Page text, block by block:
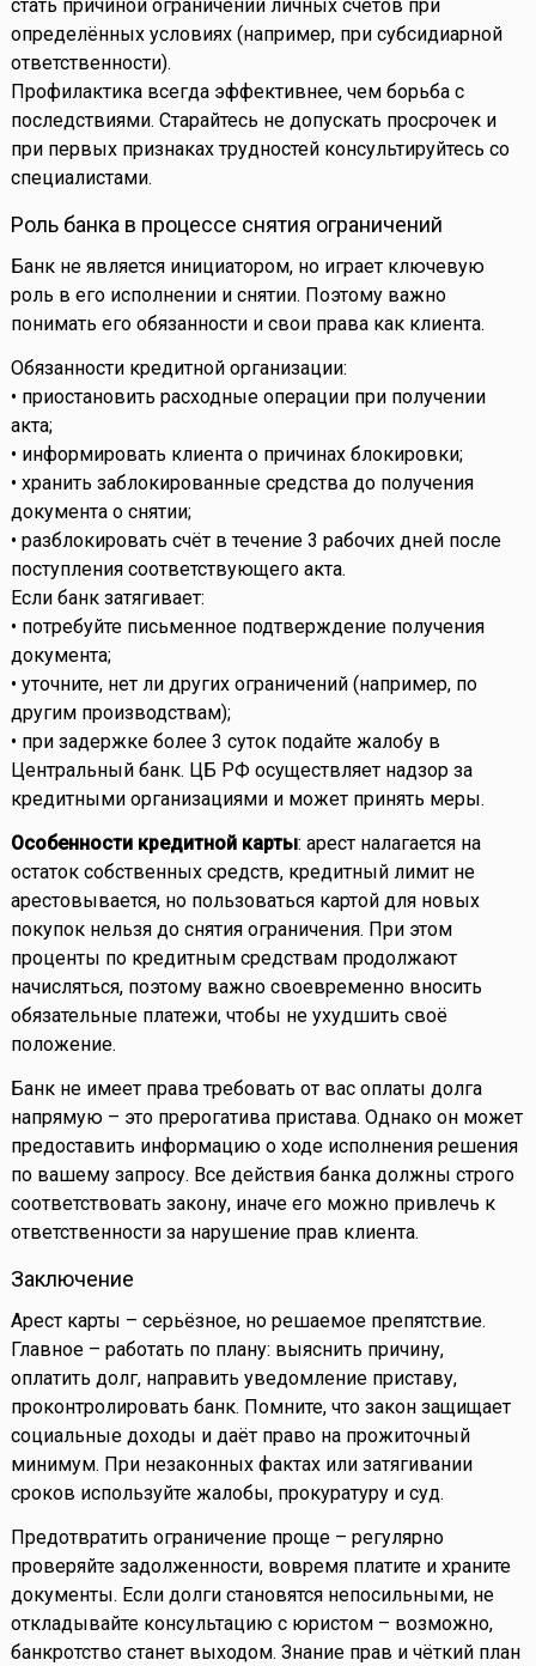
стать причиной ограничений личных счетов при
определённых условиях (например, при субсидиарной
ответственности).
Профилактика всегда эффективнее, чем борьба с
последствиями. Старайтесь не допускать просрочек и
при первых признаках трудностей консультируйтесь со
специалистами.
Роль банка в процессе снятия ограничений
Банк не является инициатором, но играет ключевую
роль в его исполнении и снятии. Поэтому важно
понимать его обязанности и свои права как клиента.
Обязанности кредитной организации:
• приостановить расходные операции при получении
акта;
• информировать клиента о причинах блокировки;
• хранить заблокированные средства до получения
документа о снятии;
• разблокировать счёт в течение 3 рабочих дней после
поступления соответствующего акта.
Если банк затягивает:
• потребуйте письменное подтверждение получения
документа;
• уточните, нет ли других ограничений (например, по
другим производствам);
• при задержке более 3 суток подайте жалобу в
Центральный банк. ЦБ РФ осуществляет надзор за
кредитными организациями и может принять меры.
Особенности кредитной карты: арест налагается на
остаток собственных средств, кредитный лимит не
арестовывается, но пользоваться картой для новых
покупок нельзя до снятия ограничения. При этом
проценты по кредитным средствам продолжают
начисляться, поэтому важно своевременно вносить
обязательные платежи, чтобы не ухудшить своё
положение.
Банк не имеет права требовать от вас оплаты долга
напрямую – это прерогатива пристава. Однако он может
предоставить информацию о ходе исполнения решения
по вашему запросу. Все действия банка должны строго
соответствовать закону, иначе его можно привлечь к
ответственности за нарушение прав клиента.
Заключение
Арест карты – серьёзное, но решаемое препятствие.
Главное – работать по плану: выяснить причину,
оплатить долг, направить уведомление приставу,
проконтролировать банк. Помните, что закон защищает
социальные доходы и даёт право на прожиточный
минимум. При незаконных фактах или затягивании
сроков используйте жалобы, прокуратуру и суд.
Предотвратить ограничение проще – регулярно
проверяйте задолженности, вовремя платите и храните
документы. Если долги становятся непосильными, не
откладывайте консультацию с юристом – возможно,
банкротство станет выходом. Знание прав и чёткий план